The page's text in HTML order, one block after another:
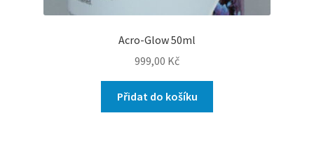
Acro-Glow 50ml
999,00 Kč
Přidat do košíku